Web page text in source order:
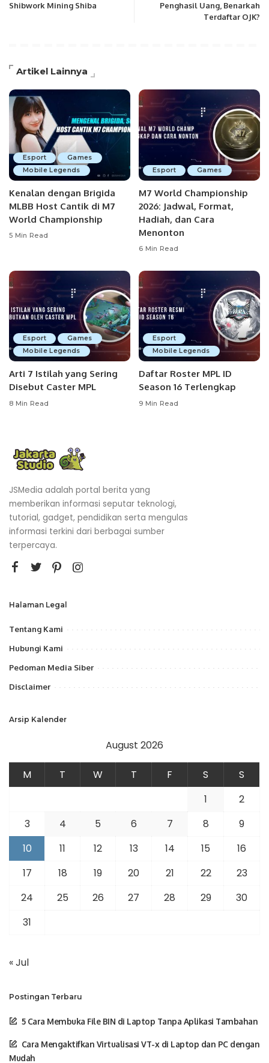
Shibwork Mining Shiba
Penghasil Uang, Benarkah
Terdaftar OJK?
Artikel Lainnya
Esport
Games
Mobile Legends
Kenalan dengan Brigida
MLBB Host Cantik di M7
World Championship
5 Min Read
Esport Games
M7 World Championship
2026: Jadwal, Format,
Hadiah, dan Cara
Menonton
6 Min Read
Esport
Games
Mobile Legends
Arti 7 Istilah yang Sering
Disebut Caster MPL
8 Min Read
Esport
Mobile Legends
Daftar Roster MPL ID
Season 16 Terlengkap
9 Min Read
JSMedia adalah portal berita yang
memberikan informasi seputar teknologi,
tutorial, gadget, pendidikan serta mengulas
informasi terkini dari berbagai sumber
terpercaya.
Halaman Legal
Tentang Kami
Hubungi Kami
Pedoman Media Siber
Disclaimer
Arsip Kalender
August 2026
M T W T F S
S
1
2
3
4 5 6 7 8
9
10
11 12 13 14 15
16
17
18 19 20 21 22
23
24
25 26 27 28 29
30
31
« Jul
Postingan Terbaru
5 Cara Membuka File BIN di Laptop Tanpa Aplikasi Tambahan
Cara Mengaktifkan Virtualisasi VT-x di Laptop dan PC dengan
Mudah